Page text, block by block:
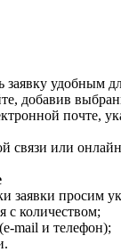
заявку удобным
добавив
почте,
связи или
заявки просим
с количеством;
mail и телефон);